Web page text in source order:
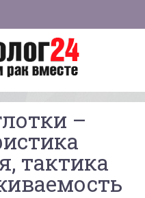
–
тактика